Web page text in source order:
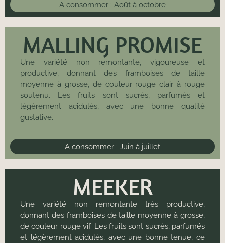
A consommer : Août à octobre
MALLING PROMISE
Une variété non remontante, vigoureuse et
productive, donnant des framboises de taille
moyenne à grosse, de couleur rouge clair à rouge
soutenu. Les fruits sont sucrés, parfumés et
légèrement acidulés, avec une bonne qualité
gustative.
A consommer : Juin à juillet
MEEKER
Une variété non remontante très productive,
donnant des framboises de taille moyenne à grosse,
de couleur rouge vif. Les fruits sont sucrés, parfumés
et légèrement acidulés, avec une bonne tenue, ce